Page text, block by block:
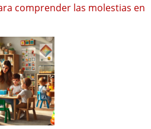
comprender las molestias en